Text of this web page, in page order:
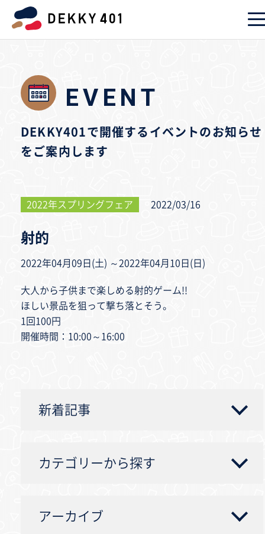
EVENT
DEKKY401で開催するイベントのお知らせ
をご案内します
2022年スプリングフェア 2022/03/16
射的
2022年04月09日(土) ～2022年04月10日(日)
大人から子供まで楽しめる射的ゲーム!!
ほしい景品を狙って撃ち落とそう。
1回100円
開催時間：10:00～16:00
新着記事
カテゴリーから探す
アーカイブ